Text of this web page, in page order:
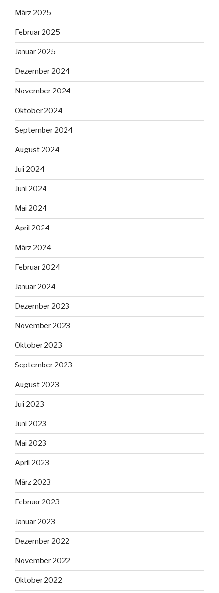
März 2025
Februar 2025
Januar 2025
Dezember 2024
November 2024
Oktober 2024
September 2024
August 2024
Juli 2024
Juni 2024
Mai 2024
April 2024
März 2024
Februar 2024
Januar 2024
Dezember 2023
November 2023
Oktober 2023
September 2023
August 2023
Juli 2023
Juni 2023
Mai 2023
April 2023
März 2023
Februar 2023
Januar 2023
Dezember 2022
November 2022
Oktober 2022